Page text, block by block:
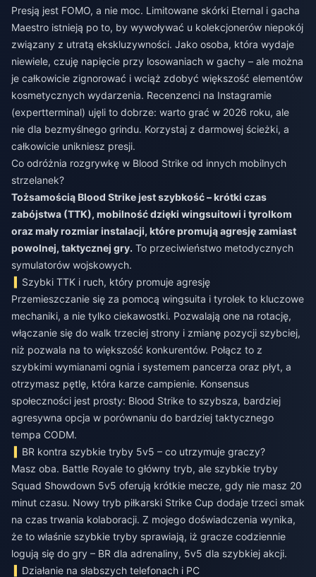
Presją jest FOMO, a nie moc. Limitowane skórki Eternal i gacha
Maestro istnieją po to, by wywoływać u kolekcjonerów niepokój
związany z utratą ekskluzywności. Jako osoba, która wydaje
niewiele, czuję napięcie przy losowaniach w gachy – ale można
je całkowicie zignorować i wciąż zdobyć większość elementów
kosmetycznych wydarzenia. Recenzenci na Instagramie
(expertterminal) ujęli to dobrze: warto grać w 2026 roku, ale
nie dla bezmyślnego grindu. Korzystaj z darmowej ścieżki, a
całkowicie unikniesz presji.
Co odróżnia rozgrywkę w Blood Strike od innych mobilnych
strzelanek?
Tożsamością Blood Strike jest szybkość – krótki czas
zabójstwa (TTK), mobilność dzięki wingsuitowi i tyrolkom
oraz mały rozmiar instalacji, które promują agresję zamiast
powolnej, taktycznej gry. To przeciwieństwo metodycznych
symulatorów wojskowych.
Szybki TTK i ruch, który promuje agresję
Przemieszczanie się za pomocą wingsuita i tyrolek to kluczowe
mechaniki, a nie tylko ciekawostki. Pozwalają one na rotację,
włączanie się do walk trzeciej strony i zmianę pozycji szybciej,
niż pozwala na to większość konkurentów. Połącz to z
szybkimi wymianami ognia i systemem pancerza oraz płyt, a
otrzymasz pętlę, która karze campienie. Konsensus
społeczności jest prosty: Blood Strike to szybsza, bardziej
agresywna opcja w porównaniu do bardziej taktycznego
tempa CODM.
BR kontra szybkie tryby 5v5 – co utrzymuje graczy?
Masz oba. Battle Royale to główny tryb, ale szybkie tryby
Squad Showdown 5v5 oferują krótkie mecze, gdy nie masz 20
minut czasu. Nowy tryb piłkarski Strike Cup dodaje trzeci smak
na czas trwania kolaboracji. Z mojego doświadczenia wynika,
że to właśnie szybkie tryby sprawiają, iż gracze codziennie
logują się do gry – BR dla adrenaliny, 5v5 dla szybkiej akcji.
Działanie na słabszych telefonach i PC